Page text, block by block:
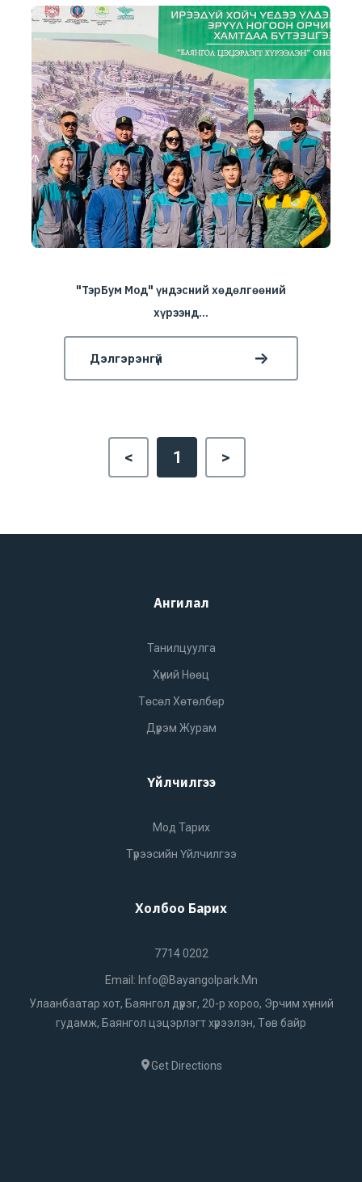
"ТэрБум Мод" үндэсний хөдөлгөөний
хүрээнд...
Дэлгэрэнгүй
< 1 >
Ангилал
Танилцуулга
Хүний Нөөц
Төсөл Хөтөлбөр
Дүрэм Журам
Үйлчилгээ
Мод Тарих
Түрээсийн Үйлчилгээ
Холбоо Барих
7714 0202
Email: Info@bayangolpark.mn
Улаанбаатар хот, Баянгол дүүрэг, 20-р хороо, Эрчим хүчний
гудамж, Баянгол цэцэрлэгт хүрээлэн, Төв байр
Get Directions